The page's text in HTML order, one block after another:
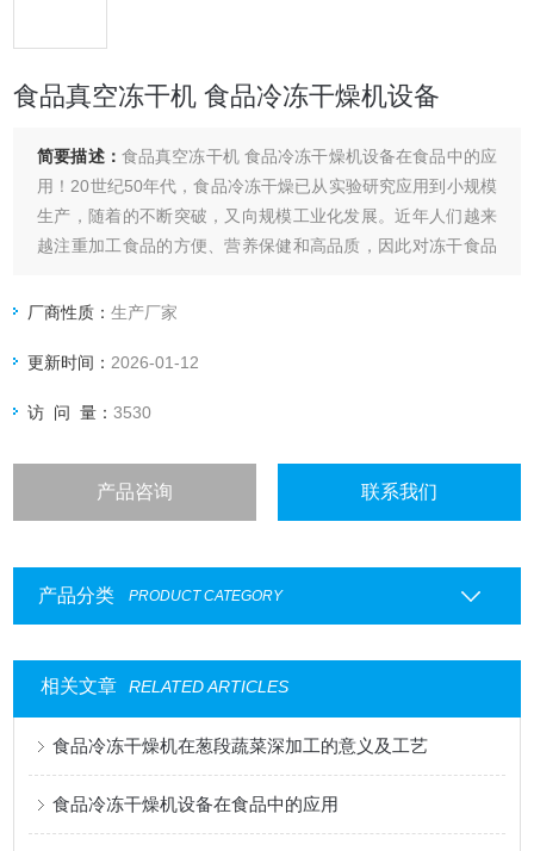
食品真空冻干机 食品冷冻干燥机设备
简要描述： 食品真空冻干机 食品冷冻干燥机设备在食品中的应
用！20世纪50年代，食品冷冻干燥已从实验研究应用到小规模
生产，随着的不断突破，又向规模工业化发展。近年人们越来
越注重加工食品的方便、营养保健和高品质，因此对冻干食品
厂商性质：生产厂家
更新时间： 2026-01-12
访 问 量：3530
产品咨询 联系我们
产品分类 PRODUCT CATEGORY
相关文章 RELATED ARTICLES
食品冷冻干燥机在葱段蔬菜深加工的意义及工艺
食品冷冻干燥机设备在食品中的应用